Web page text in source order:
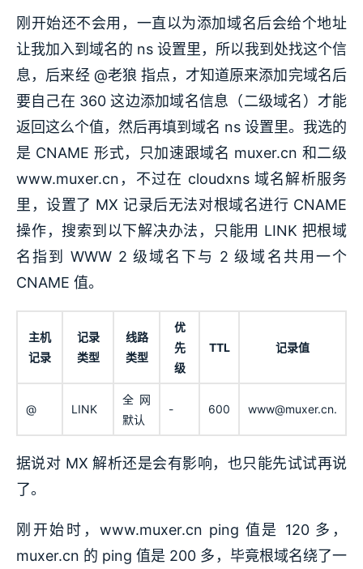
刚开始还不会用，一直以为添加域名后会给个地址
让我加入到域名的 ns 设置里，所以我到处找这个信
息，后来经 @老狼 指点，才知道原来添加完域名后
要自己在 360 这边添加域名信息（二级域名）才能
返回这么个值，然后再填到域名 ns 设置里。我选的
是 CNAME 形式，只加速跟域名 muxer.cn 和二级
www.muxer.cn，不过在 cloudxns 域名解析服务
里，设置了 MX 记录后无法对根域名进行 CNAME
操作，搜索到以下解决办法，只能用 LINK 把根域
名指到 WWW 2 级域名下与 2 级域名共用一个
CNAME 值。
主机
记录
记录
类型
线路
类型
优
先
级
TTL 记录值
@ LINK
全网
默认
- 600 www@muxer.cn.
据说对 MX 解析还是会有影响，也只能先试试再说
了。
刚开始时，www.muxer.cn ping 值是 120 多，
muxer.cn 的 ping 值是 200 多，毕竟根域名绕了一